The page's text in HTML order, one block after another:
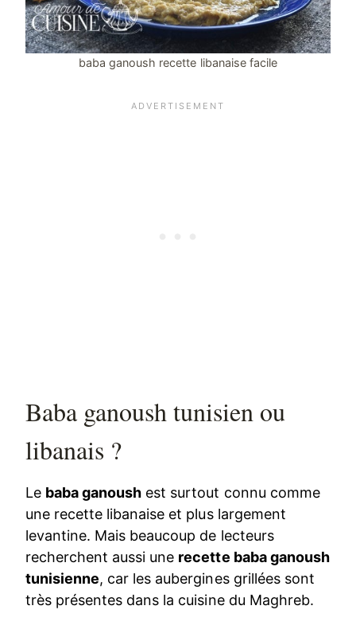
baba ganoush recette libanaise facile
Baba ganoush tunisien ou
libanais ?
Le baba ganoush est surtout connu comme
une recette libanaise et plus largement
levantine. Mais beaucoup de lecteurs
recherchent aussi une recette baba ganoush
tunisienne, car les aubergines grillées sont
très présentes dans la cuisine du Maghreb.